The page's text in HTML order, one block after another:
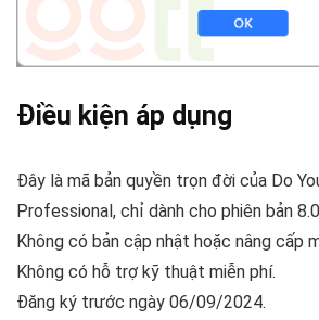
Điều kiện áp dụng
Đây là mã bản quyền trọn đời của Do
Professional, chỉ dành cho phiên bản
Không có bản cập nhật hoặc nâng cấp
Không có hỗ trợ kỹ thuật miễn phí.
Đăng ký trước ngày 06/09/2024.